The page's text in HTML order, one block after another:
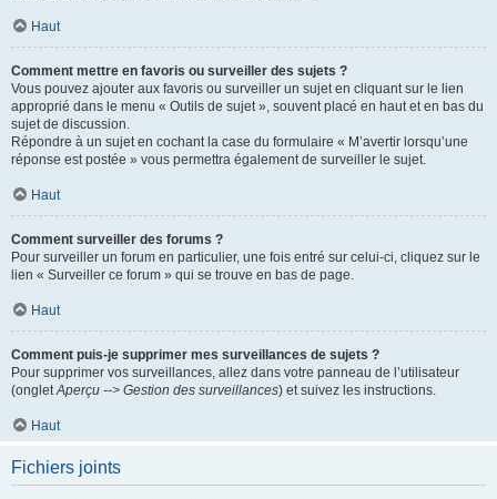
Haut
Comment mettre en favoris ou surveiller des sujets ?
Vous pouvez ajouter aux favoris ou surveiller un sujet en cliquant sur le lien
approprié dans le menu « Outils de sujet », souvent placé en haut et en bas du
sujet de discussion.
Répondre à un sujet en cochant la case du formulaire « M’avertir lorsqu’une
réponse est postée » vous permettra également de surveiller le sujet.
Haut
Comment surveiller des forums ?
Pour surveiller un forum en particulier, une fois entré sur celui-ci, cliquez sur le
lien « Surveiller ce forum » qui se trouve en bas de page.
Haut
Comment puis-je supprimer mes surveillances de sujets ?
Pour supprimer vos surveillances, allez dans votre panneau de l’utilisateur
(ongletAperçu --> Gestion des surveillances) et suivez les instructions.
Haut
Fichiers joints